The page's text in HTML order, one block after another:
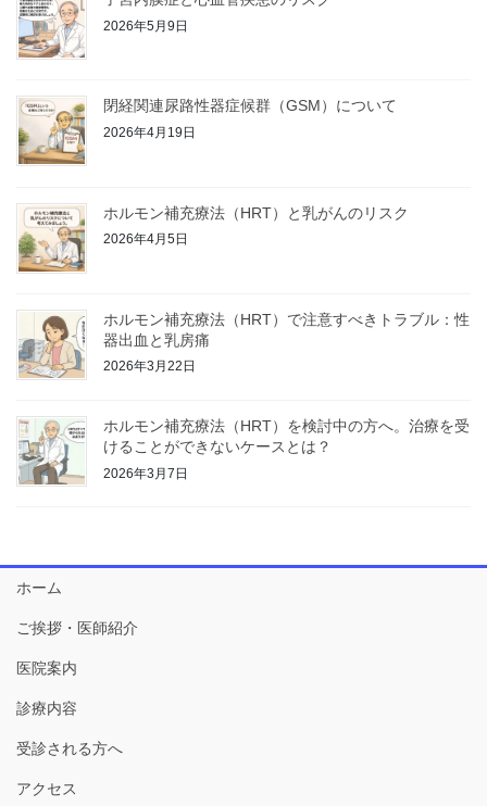
2026年5月9日
閉経関連尿路性器症候群（GSM）について
2026年4月19日
ホルモン補充療法（HRT）と乳がんのリスク
2026年4月5日
ホルモン補充療法（HRT）で注意すべきトラブル：性
器出血と乳房痛
2026年3月22日
ホルモン補充療法（HRT）を検討中の方へ。治療を受
けることができないケースとは？
2026年3月7日
ホーム
ご挨拶・医師紹介
医院案内
診療内容
受診される方へ
アクセス